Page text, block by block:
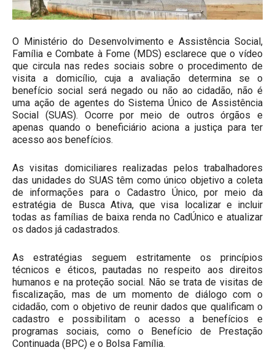
O Ministério do Desenvolvimento e Assistência Social,
Família e Combate à Fome (MDS) esclarece que o vídeo
que circula nas redes sociais sobre o procedimento de
visita a domicílio, cuja a avaliação determina se o
benefício social será negado ou não ao cidadão, não é
uma ação de agentes do Sistema Único de Assistência
Social (SUAS). Ocorre por meio de outros órgãos e
apenas quando o beneficiário aciona a justiça para ter
acesso aos benefícios.
As visitas domiciliares realizadas pelos trabalhadores
das unidades do SUAS têm como único objetivo a coleta
de informações para o Cadastro Único, por meio da
estratégia de Busca Ativa, que visa localizar e incluir
todas as famílias de baixa renda no CadÚnico e atualizar
os dados já cadastrados.
As estratégias seguem estritamente os princípios
técnicos e éticos, pautadas no respeito aos direitos
humanos e na proteção social. Não se trata de visitas de
fiscalização, mas de um momento de diálogo com o
cidadão, com o objetivo de reunir dados que qualificam o
cadastro e possibilitam o acesso a benefícios e
programas sociais, como o Benefício de Prestação
Continuada (BPC) e o Bolsa Família.